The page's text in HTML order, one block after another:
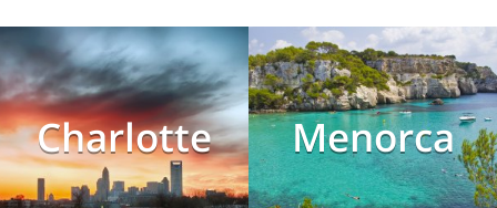
Charlotte Menorca